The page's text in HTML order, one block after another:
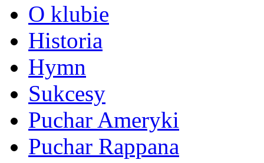
O klubie
Historia
Hymn
Sukcesy
Puchar Ameryki
Puchar Rappana